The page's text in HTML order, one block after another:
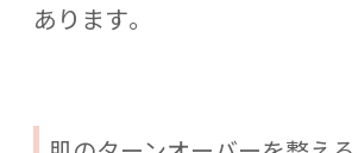
あります。